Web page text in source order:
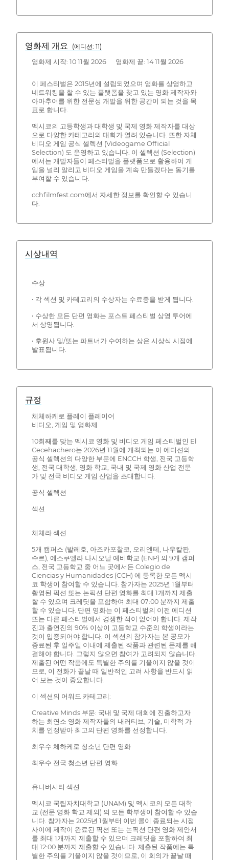
영화제 개요 (에디션: 11)
영화제 시작: 10 11월 2026 영화제 끝: 14 11월 2026
이 페스티벌은 2015년에 설립되었으며 영화를 상영하고
네트워킹을 할 수 있는 플랫폼을 찾고 있는 영화 제작자와
아마추어를 위한 전문성 개발을 위한 공간이 되는 것을 목
표로 합니다.
멕시코의 고등학생과 대학생 및 국제 영화 제작자를 대상
으로 다양한 카테고리의 대회가 열려 있습니다. 또한 자체
비디오 게임 공식 셀렉션 (Videogame Official
Selection) 도 운영하고 있습니다. 이 셀렉션 (Selection)
에서는 개발자들이 페스티벌을 플랫폼으로 활용하여 게
임을 널리 알리고 비디오 게임을 계속 만들겠다는 동기를
부여할 수 있습니다.
cchfilmfest.com에서 자세한 정보를 확인할 수 있습니
다.
시상내역
수상
• 각 섹션 및 카테고리의 수상자는 수료증을 받게 됩니다.
• 수상한 모든 단편 영화는 포스트 페스티벌 상영 투어에
서 상영됩니다.
• 후원사 및/또는 파트너가 수여하는 상은 시상식 시점에
발표됩니다.
규정
체체하케로 플레이 플레이어
비디오, 게임 및 영화제
10회째를 맞는 멕시코 영화 및 비디오 게임 페스티벌인 El
Cecehachero는 2026년 11월에 개최되는 이 에디션의
공식 셀렉션의 다양한 부문에 ENCCH 학생, 전국 고등학
생, 전국 대학생, 영화 학교, 국내 및 국제 영화 산업 전문
가 및 전국 비디오 게임 산업을 초대합니다.
공식 셀렉션
섹션
체체라 섹션
5개 캠퍼스 (발레호, 아즈카포찰코, 오리엔테, 나우칼판,
수르), 에스쿠엘라 나시오날 예비학교 (ENP) 의 9개 캠퍼
스, 전국 고등학교 중 어느 곳에서든 Colegio de
Ciencias y Humanidades (CCH) 에 등록한 모든 멕시
코 학생이 참여할 수 있습니다. 참가자는 2025년 1월부터
촬영된 픽션 또는 논픽션 단편 영화를 최대 1개까지 제출
할 수 있으며 크레딧을 포함하여 최대 07:00 분까지 제출
할 수 있습니다. 단편 영화는 이 페스티벌의 이전 에디션
또는 다른 페스티벌에서 경쟁한 적이 없어야 합니다. 제작
진과 출연진의 90% 이상이 고등학교 수준의 학생이라는
것이 입증되어야 합니다. 이 섹션의 참가자는 본 공모가
종료된 후 일주일 이내에 제출된 작품과 관련된 문제를 해
결해야 합니다. 그렇지 않으면 참여가 고려되지 않습니다.
제출된 어떤 작품에도 특별한 주의를 기울이지 않을 것이
므로, 이 전화가 끝날 때 일반적인 고려 사항을 반드시 읽
어 보는 것이 중요합니다.
이 섹션의 어워드 카테고리:
Creative Minds 부문: 국내 및 국제 대회에 진출하고자
하는 최연소 영화 제작자들의 내러티브, 기술, 미학적 가
치를 인정받아 최고의 단편 영화를 선정합니다.
최우수 체하케로 청소년 단편 영화
최우수 전국 청소년 단편 영화
유니버시티 섹션
멕시코 국립자치대학교 (UNAM) 및 멕시코의 모든 대학
교 (전문 영화 학교 제외) 의 모든 학부생이 참여할 수 있습
니다. 참가자는 2025년 1월부터 이번 콜이 종료되는 시점
사이에 제작이 완료된 픽션 또는 논픽션 단편 영화 제안서
를 최대 1개까지 제출할 수 있으며 크레딧을 포함하여 최
대 12:00 분까지 제출할 수 있습니다. 제출된 작품에는 특
별한 주의를 기울이지 않을 것이므로, 이 회의가 끝날 때